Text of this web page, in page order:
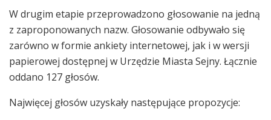
W drugim etapie przeprowadzono głosowanie na jedną
z zaproponowanych nazw. Głosowanie odbywało się
zarówno w formie ankiety internetowej, jak i w wersji
papierowej dostępnej w Urzędzie Miasta Sejny. Łącznie
oddano 127 głosów.
Najwięcej głosów uzyskały następujące propozycje: